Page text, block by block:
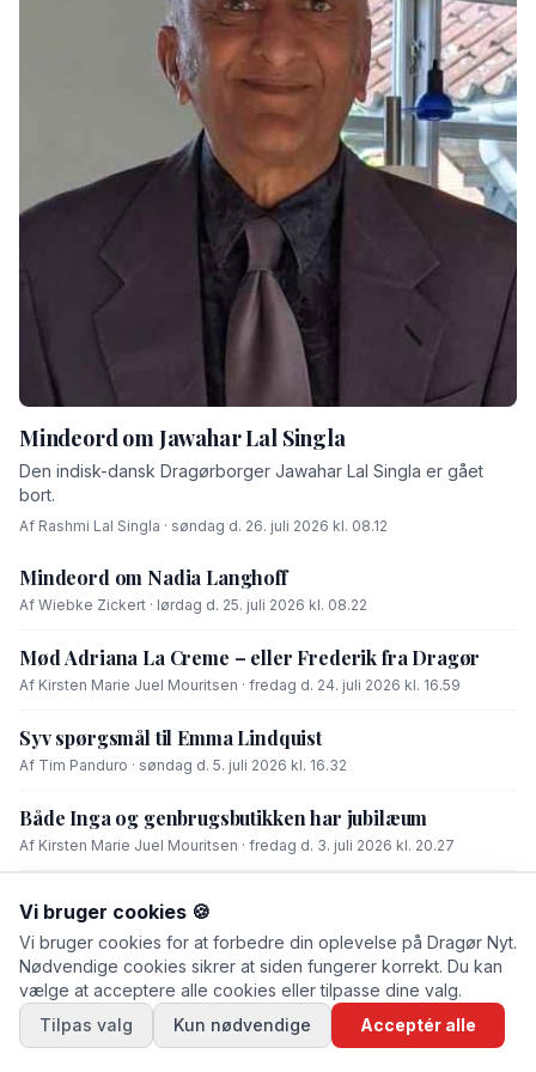
Mindeord om Jawahar Lal Singla
Den indisk-dansk Dragørborger Jawahar Lal Singla er gået
bort.
Af Rashmi Lal Singla · søndag d. 26. juli 2026 kl. 08.12
Mindeord om Nadia Langhoff
Af Wiebke Zickert · lørdag d. 25. juli 2026 kl. 08.22
Mød Adriana La Creme – eller Frederik fra Dragør
Af Kirsten Marie Juel Mouritsen · fredag d. 24. juli 2026 kl. 16.59
Syv spørgsmål til Emma Lindquist
Af Tim Panduro · søndag d. 5. juli 2026 kl. 16.32
Både Inga og genbrugsbutikken har jubilæum
Af Kirsten Marie Juel Mouritsen · fredag d. 3. juli 2026 kl. 20.27
Syv spørgsmål til…
Af Kirsten Marie Juel Mouritsen · lørdag d. 20. juni 2026 kl. 20.21
Vi bruger cookies 🍪
Vi bruger cookies for at forbedre din oplevelse på Dragør Nyt.
Nødvendige cookies sikrer at siden fungerer korrekt. Du kan
vælge at acceptere alle cookies eller tilpasse dine valg.
Tilpas valg
Kun nødvendige Acceptér alle